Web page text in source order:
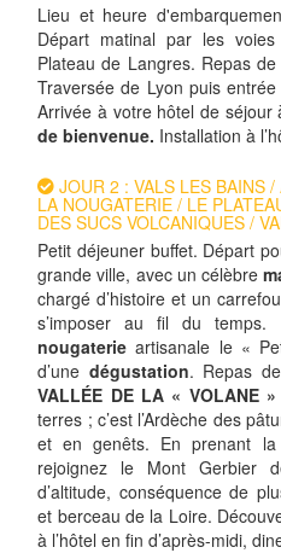
Lieu et heure
Départ matinal par les
Plateau de Langres. Repas
Traversée de Lyon puis
Arrivée à votre hôtel de séjour
de bienvenue. Installation à
JOUR 2 : VALS LES BAINS
LA NOUGATERIE / LE
DES SUCS VOLCANIQUES /
Petit déjeuner buffet. Départ
grande ville, avec un célèbre
chargé d’histoire et un
s’imposer au fil du
nougaterie artisanale le «
d’une dégustation. Repas
VALLÉE DE LA « VOLANE
terres ; c’est l’Ardèche des
et en genêts. En prenant
rejoignez le Mont Gerbier
d’altitude, conséquence de
et berceau de la Loire.
à l’hôtel en fin d’après-midi,